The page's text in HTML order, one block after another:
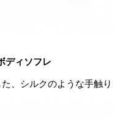
ディソフレ
、シルクのような手触り